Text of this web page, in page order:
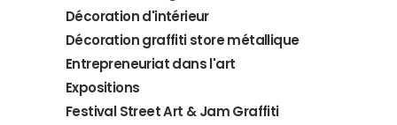
Décoration d'intérieur
Décoration graffiti store métallique
Entrepreneuriat dans l'art
Expositions
Festival Street Art & Jam Graffiti